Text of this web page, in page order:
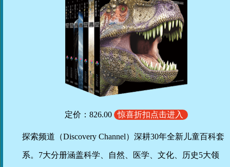
定价：826.00 惊喜折扣点击进入
探索频道（Discovery Channel）深耕30年全新儿童百科套
系。7大分册涵盖科学、自然、医学、文化、历史5大领